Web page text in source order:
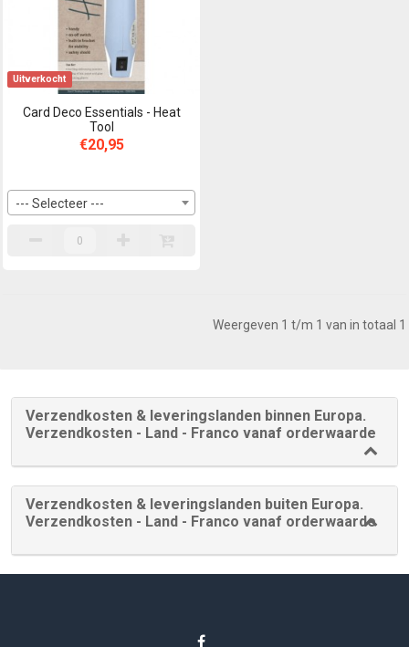
Uitverkocht
Card Deco Essentials - Heat
Tool
€20,95
--- Selecteer ---
Weergeven 1 t/m 1 van in totaal 1
Verzendkosten & leveringslanden binnen Europa.
Verzendkosten - Land - Franco vanaf orderwaarde
Verzendkosten & leveringslanden buiten Europa.
Verzendkosten - Land - Franco vanaf orderwaarde